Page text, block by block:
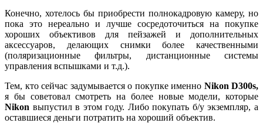
Конечно, хотелось бы приобрести полнокадровую камеру, но
пока это нереально и лучше сосредоточиться на покупке
хороших объективов для пейзажей и дополнительных
аксессуаров, делающих снимки более качественными
(поляризационные фильтры, дистанционные системы
управления вспышками и т.д.).
Тем, кто сейчас задумывается о покупке именно Nikon D300s,
я бы советовал смотреть на более новые модели, которые
Nikon выпустил в этом году. Либо покупать б/у экземпляр, а
оставшиеся деньги потратить на хороший объектив.